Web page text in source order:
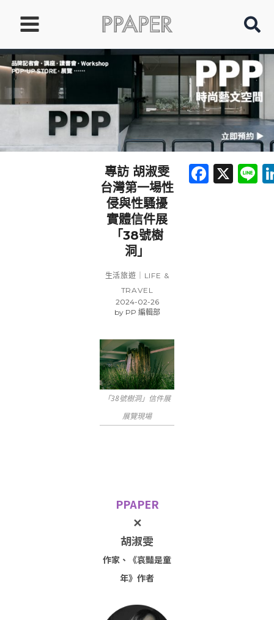
要
內
專訪 胡淑雯
台灣第一場性
侵與性騷擾
實體信件展
「38號樹
洞」
生活旅遊｜LIFE &
TRAVEL
2024-02-26
byPP 編輯部
「38號樹洞」信件展
展覽現場
PPAPER
✕
胡淑雯
作家、《哀豔是童
年》作者
X